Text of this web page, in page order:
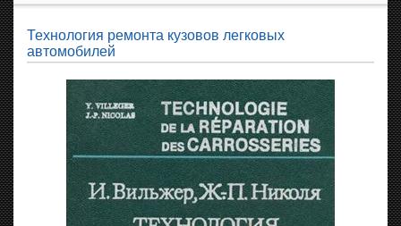
Технология ремонта кузовов легковых
автомобилей